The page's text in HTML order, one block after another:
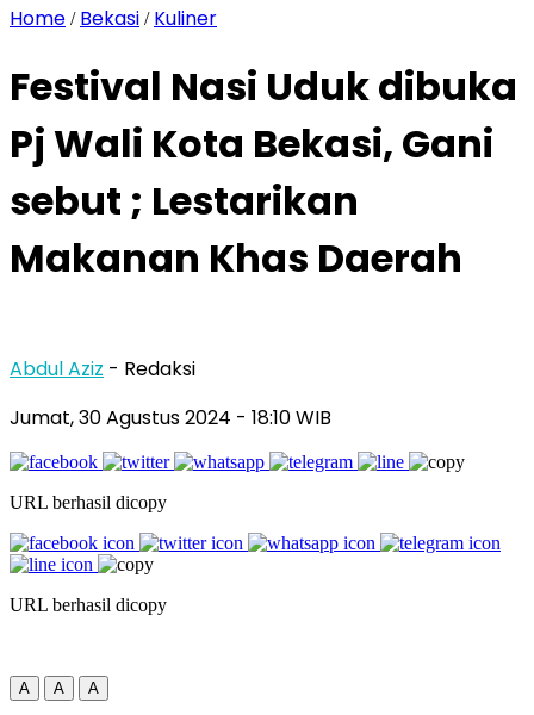
Home / Bekasi / Kuliner
Festival Nasi Uduk dibuka
Pj Wali Kota Bekasi, Gani
sebut ; Lestarikan
Makanan Khas Daerah
Abdul Aziz - Redaksi
Jumat, 30 Agustus 2024 - 18:10 WIB
URL berhasil dicopy
URL berhasil dicopy
A A A